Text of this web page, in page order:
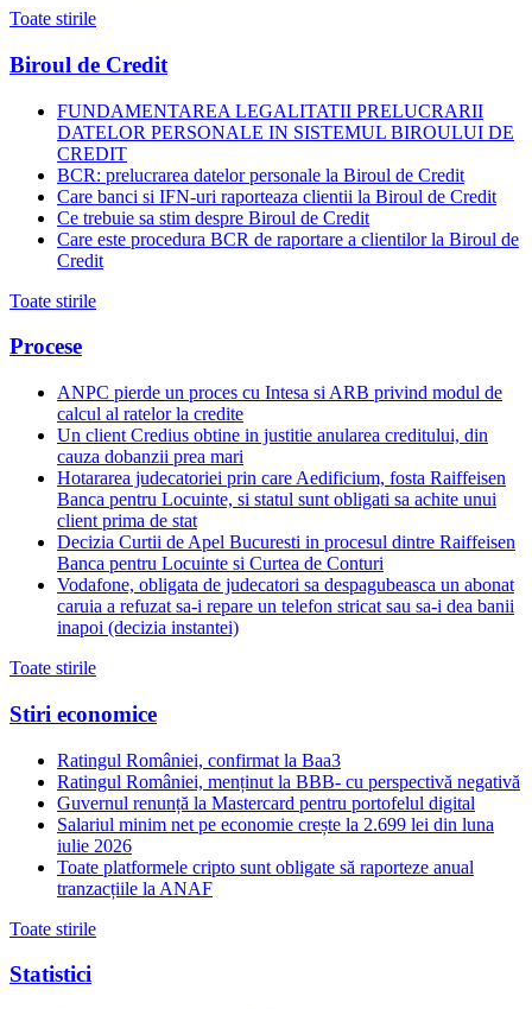
Toate stirile
Biroul de Credit
FUNDAMENTAREA LEGALITATII PRELUCRARII
DATELOR PERSONALE IN SISTEMUL BIROULUI DE
CREDIT
BCR: prelucrarea datelor personale la Biroul de Credit
Care banci si IFN-uri raporteaza clientii la Biroul de Credit
Ce trebuie sa stim despre Biroul de Credit
Care este procedura BCR de raportare a clientilor la Biroul de
Credit
Toate stirile
Procese
ANPC pierde un proces cu Intesa si ARB privind modul de
calcul al ratelor la credite
Un client Credius obtine in justitie anularea creditului, din
cauza dobanzii prea mari
Hotararea judecatoriei prin care Aedificium, fosta Raiffeisen
Banca pentru Locuinte, si statul sunt obligati sa achite unui
client prima de stat
Decizia Curtii de Apel Bucuresti in procesul dintre Raiffeisen
Banca pentru Locuinte si Curtea de Conturi
Vodafone, obligata de judecatori sa despagubeasca un abonat
caruia a refuzat sa-i repare un telefon stricat sau sa-i dea banii
inapoi (decizia instantei)
Toate stirile
Stiri economice
Ratingul României, confirmat la Baa3
Ratingul României, menținut la BBB- cu perspectivă negativă
Guvernul renunță la Mastercard pentru portofelul digital
Salariul minim net pe economie crește la 2.699 lei din luna
iulie 2026
Toate platformele cripto sunt obligate să raporteze anual
tranzacțiile la ANAF
Toate stirile
Statistici